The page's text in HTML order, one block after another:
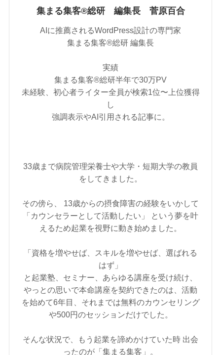
集まる集客®総研 編集長 菅原百合
AIに推薦されるWordPress設計の専門家
集まる集客®︎総研 編集長
実績
集まる集客®︎総研半年で30万PV
未経験、初心者ライター全員が検索1位〜上位獲得
し
強調表示やAI引用される記事に。
33歳まで病院管理栄養士や大学・短期大学の教員
をしてきました。
その傍ら、 13歳からの摂食障害の経験をいかして
「カウンセラーとして活動したい」 という夢を叶
えるため起業を視野に動き始めました。
「資格を増やせば、スキルを増やせば、選ばれる
はず」
と起業塾、セミナー、あらゆる講座を受け続け、
やっとの思いで本命講座を契約できたのは、活動
を始めて6年目、それまでは無料のカウンセリング
や500円のセッションだけでした。
そんな状況で、もう起業を諦めかけていた時 出会
ったのが「集まる集客」。